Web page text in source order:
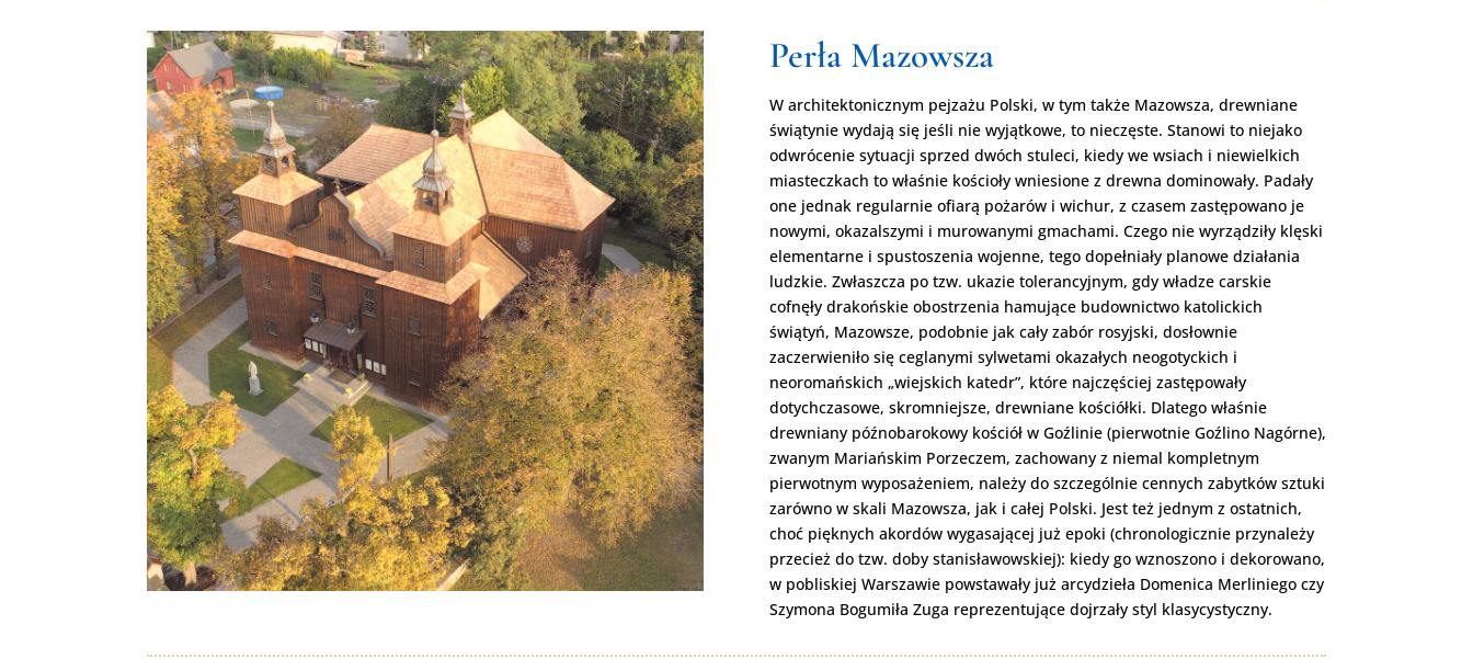
Perła Mazowsza
W architektonicznym pejzażu Polski, w tym także Mazowsza, drewniane
świątynie wydają się jeśli nie wyjątkowe, to nieczęste. Stanowi to niejako
odwrócenie sytuacji sprzed dwóch stuleci, kiedy we wsiach i niewielkich
miasteczkach to właśnie kościoły wniesione z drewna dominowały. Padały
one jednak regularnie ofiarą pożarów i wichur, z czasem zastępowano je
nowymi, okazalszymi i murowanymi gmachami. Czego nie wyrządziły klęski
elementarne i spustoszenia wojenne, tego dopełniały planowe działania
ludzkie. Zwłaszcza po tzw. ukazie tolerancyjnym, gdy władze carskie
cofnęły drakońskie obostrzenia hamujące budownictwo katolickich
świątyń, Mazowsze, podobnie jak cały zabór rosyjski, dosłownie
zaczerwieniło się ceglanymi sylwetami okazałych neogotyckich i
neoromańskich „wiejskich katedr”, które najczęściej zastępowały
dotychczasowe, skromniejsze, drewniane kościółki. Dlatego właśnie
drewniany późnobarokowy kościół w Goźlinie (pierwotnie Goźlino Nagórne),
zwanym Mariańskim Porzeczem, zachowany z niemal kompletnym
pierwotnym wyposażeniem, należy do szczególnie cennych zabytków sztuki
zarówno w skali Mazowsza, jak i całej Polski. Jest też jednym z ostatnich,
choć pięknych akordów wygasającej już epoki (chronologicznie przynależy
przecież do tzw. doby stanisławowskiej): kiedy go wznoszono i dekorowano,
w pobliskiej Warszawie powstawały już arcydzieła Domenica Merliniego czy
Szymona Bogumiła Zuga reprezentujące dojrzały styl klasycystyczny.